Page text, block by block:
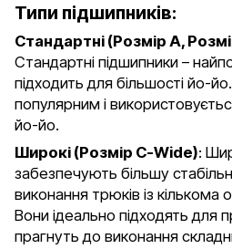
Типи підшипників:
Стандартні (Розмір A,
Стандартні підшипники –
підходить для більшості йо-
популярним і
йо-йо.
Широкі (Розмір C-Wide):
забезпечують більшу
виконання трюків із кількома
Вони ідеально підходять для
прагнуть до виконання